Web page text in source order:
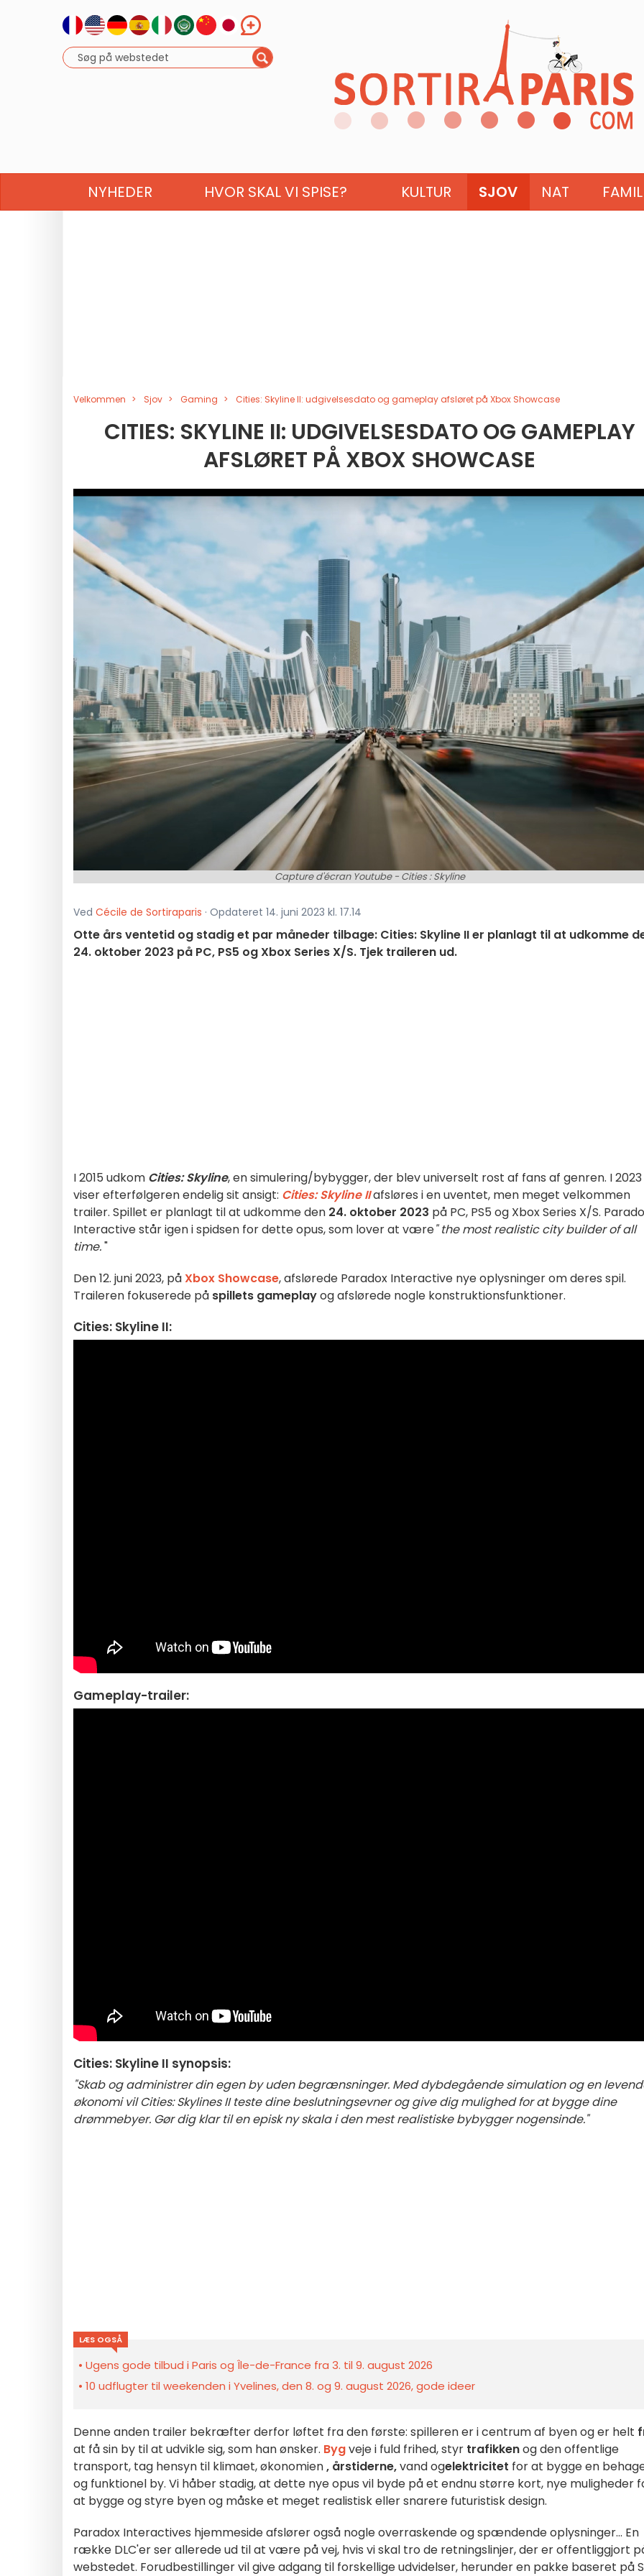
NYHEDER HVOR SKAL VI SPISE? KULTUR SJOV NAT
Velkommen Sjov Gaming Cities: Skyline II: udgivelsesdato og gameplay afsløret på Xbox Showcase
CITIES: SKYLINE II: UDGIVELSESDATO OG GAMEPLAY
AFSLØRET PÅ XBOX SHOWCASE
Capture d'écran Youtube - Cities : Skyline
Ved Cécile de Sortiraparis · Opdateret 14. juni 2023 kl. 17.14
Otte års ventetid og stadig et par måneder tilbage: Cities: Skyline II er planlagt til at udkomme
24. oktober 2023 på PC, PS5 og Xbox Series X/S. Tjek traileren ud.
I 2015 udkom Cities: Skyline, en simulering/bybygger, der blev universelt rost af fans af genren. I 2023
viser efterfølgeren endelig sit ansigt: Cities: Skyline IIafsløres i en uventet, men meget velkommen
trailer. Spillet er planlagt til at udkomme den 24. oktober 2023 på PC, PS5 og Xbox Series X/S.
Interactive står igen i spidsen for dette opus, som lover at være" the most realistic city builder of all
time."
Den 12. juni 2023, påXbox Showcase, afslørede Paradox Interactive nye oplysninger om deres spil.
Traileren fokuserede på spillets gameplayog afslørede nogle konstruktionsfunktioner.
Cities: Skyline II:
Gameplay-trailer:
Cities: Skyline II synopsis:
"Skab og administrer din egen by uden begrænsninger. Med dybdegående simulation og en
økonomi vil Cities: Skylines II teste dine beslutningsevner og give dig mulighed for at bygge dine
drømmebyer. Gør dig klar til en episk ny skala i den mest realistiske bybygger nogensinde."
LÆS OGSÅ
Ugens gode tilbud i Paris og Île-de-France fra 3. til 9. august 2026
10 udflugter til weekenden i Yvelines, den 8. og 9. august 2026, gode ideer
Denne anden trailer bekræfter derfor løftet fra den første: spilleren er i centrum af byen og er helt
at få sin by til at udvikle sig, som han ønsker. Bygveje i fuld frihed, styr trafikkenog den offentlige
transport, tag hensyn til klimaet, økonomien, årstiderne,vand ogelektricitet for at bygge en
og funktionel by. Vi håber stadig, at dette nye opus vil byde på et endnu større kort, nye muligheder
at bygge og styre byen og måske et meget realistisk eller snarere futuristisk design.
Paradox Interactives hjemmeside afslører også nogle overraskende og spændende oplysninger... En
række DLC'er ser allerede ud til at være på vej, hvis vi skal tro de retningslinjer, der er offentliggjort
webstedet. Forudbestillinger vil give adgang til forskellige udvidelser, herunder en pakke baseret på